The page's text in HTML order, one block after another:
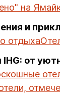
на
и
отдыха
от